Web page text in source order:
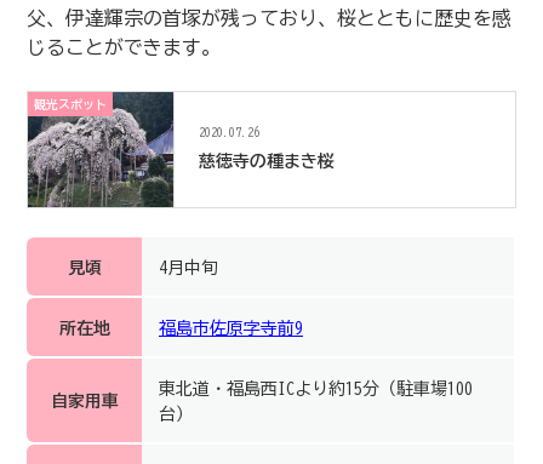
父、伊達輝宗の首塚が残っており、桜とともに歴史を感
じることができます。
観光スポット
2020.07.26
慈徳寺の種まき桜
見頃 4月中旬
所在地 福島市佐原字寺前9
自家用車
東北道・福島西ICより約15分（駐車場100
台）